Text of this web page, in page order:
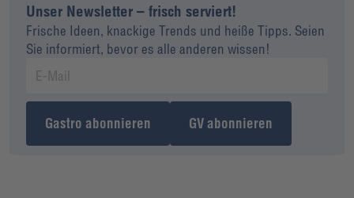
Unser Newsletter – frisch serviert!
Frische Ideen, knackige Trends und heiße Tipps. Seien
Sie informiert, bevor es alle anderen wissen!
Gastro abonnieren GV abonnieren